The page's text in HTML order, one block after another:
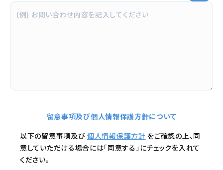
留意事項及び個人情報保護方針について
以下の留意事項及び 個人情報保護方針 をご確認の上、同
意していただける場合には「同意する」にチェックを入れて
ください。